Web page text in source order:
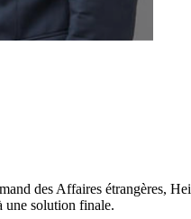
des Affaires étrangères,
une solution finale.